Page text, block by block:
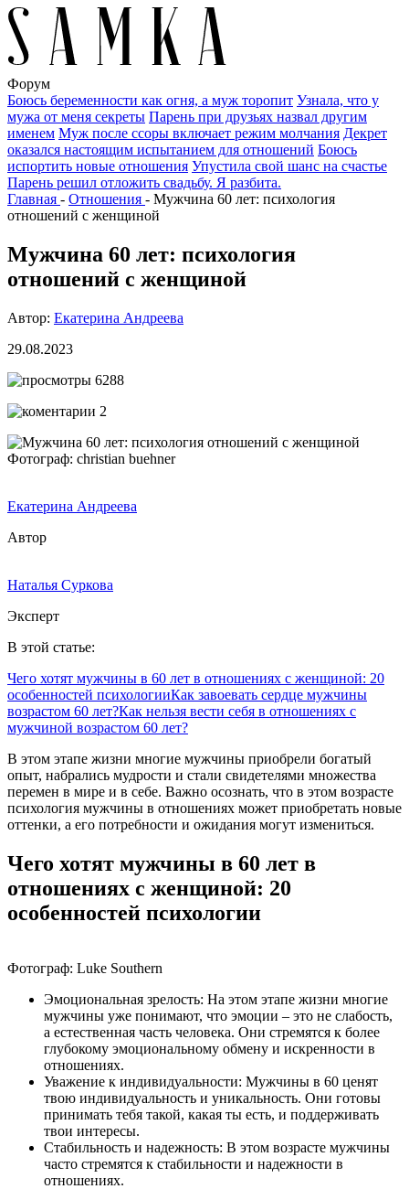
Форум
Боюсь беременности как огня, а муж торопит Узнала, что у
мужа от меня секреты Парень при друзьях назвал другим
именем Муж после ссоры включает режим молчания Декрет
оказался настоящим испытанием для отношений Боюсь
испортить новые отношения Упустила свой шанс на счастье
Парень решил отложить свадьбу. Я разбита.
Главная - Отношения - Мужчина 60 лет: психология
отношений с женщиной
Мужчина 60 лет: психология
отношений с женщиной
Автор: Екатерина Андреева
29.08.2023
6288
2
Фотограф: christian buehner
Екатерина Андреева
Автор
Наталья Суркова
Эксперт
В этой статье:
Чего хотят мужчины в 60 лет в отношениях с женщиной: 20
особенностей психологииКак завоевать сердце мужчины
возрастом 60 лет?Как нельзя вести себя в отношениях с
мужчиной возрастом 60 лет?
В этом этапе жизни многие мужчины приобрели богатый
опыт, набрались мудрости и стали свидетелями множества
перемен в мире и в себе. Важно осознать, что в этом возрасте
психология мужчины в отношениях может приобретать новые
оттенки, а его потребности и ожидания могут измениться.
Чего хотят мужчины в 60 лет в
отношениях с женщиной: 20
особенностей психологии
Фотограф: Luke Southern
Эмоциональная зрелость: На этом этапе жизни многие
мужчины уже понимают, что эмоции – это не слабость,
а естественная часть человека. Они стремятся к более
глубокому эмоциональному обмену и искренности в
отношениях.
Уважение к индивидуальности: Мужчины в 60 ценят
твою индивидуальность и уникальность. Они готовы
принимать тебя такой, какая ты есть, и поддерживать
твои интересы.
Стабильность и надежность: В этом возрасте мужчины
часто стремятся к стабильности и надежности в
отношениях.